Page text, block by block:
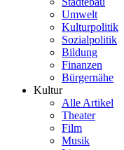
Umwelt
Kulturpolitik
Sozialpolitik
Bildung
Finanzen
Bürgernähe
Kultur
Alle Artikel
Theater
Film
Musik